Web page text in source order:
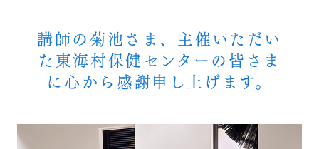
講師の菊池さま、主催いただい
た東海村保健センターの皆さま
に心から感謝申し上げます。